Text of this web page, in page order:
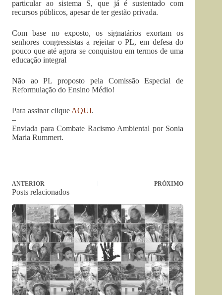
particular ao sistema S, que já é sustentado com
recursos públicos, apesar de ter gestão privada.
Com base no exposto, os signatários exortam os
senhores congressistas a rejeitar o PL, em defesa do
pouco que até agora se conquistou em termos de uma
educação integral
Não ao PL proposto pela Comissão Especial de
Reformulação do Ensino Médio!
Para assinar clique AQUI.
–
Enviada para Combate Racismo Ambiental por Sonia
Maria Rummert.
ANTERIOR PRÓXIMO
Posts relacionados